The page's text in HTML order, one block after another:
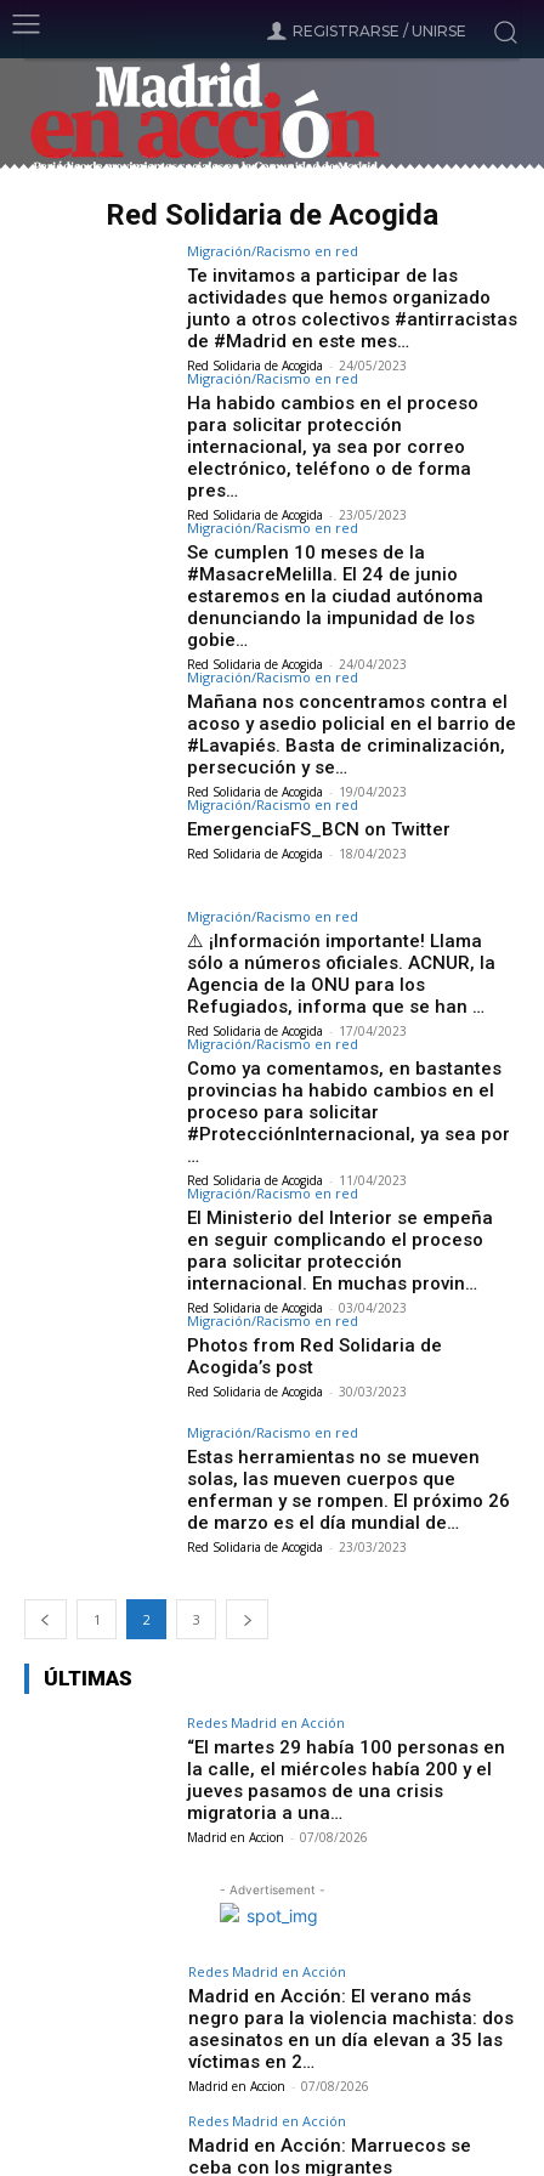
REGISTRARSE / UNIRSE
Red Solidaria de Acogida
Migración/Racismo en red
Te invitamos a participar de las
actividades que hemos organizado
junto a otros colectivos #antirracistas
de #Madrid en este mes…
Red Solidaria de Acogida - 24/05/2023
Migración/Racismo en red
Ha habido cambios en el proceso
para solicitar protección
internacional, ya sea por correo
electrónico, teléfono o de forma
pres…
Red Solidaria de Acogida - 23/05/2023
Migración/Racismo en red
Se cumplen 10 meses de la
#MasacreMelilla. El 24 de junio
estaremos en la ciudad autónoma
denunciando la impunidad de los
gobie…
Red Solidaria de Acogida - 24/04/2023
Migración/Racismo en red
Mañana nos concentramos contra el
acoso y asedio policial en el barrio de
#Lavapiés. Basta de criminalización,
persecución y se…
Red Solidaria de Acogida - 19/04/2023
Migración/Racismo en red
EmergenciaFS_BCN on Twitter
Red Solidaria de Acogida - 18/04/2023
Migración/Racismo en red
⚠️ ¡Información importante! Llama
sólo a números oficiales. ACNUR, la
Agencia de la ONU para los
Refugiados, informa que se han …
Red Solidaria de Acogida - 17/04/2023
Migración/Racismo en red
Como ya comentamos, en bastantes
provincias ha habido cambios en el
proceso para solicitar
#ProtecciónInternacional, ya sea por
…
Red Solidaria de Acogida - 11/04/2023
Migración/Racismo en red
El Ministerio del Interior se empeña
en seguir complicando el proceso
para solicitar protección
internacional. En muchas provin…
Red Solidaria de Acogida - 03/04/2023
Migración/Racismo en red
Photos from Red Solidaria de
Acogida’s post
Red Solidaria de Acogida - 30/03/2023
Migración/Racismo en red
Estas herramientas no se mueven
solas, las mueven cuerpos que
enferman y se rompen. El próximo 26
de marzo es el día mundial de…
Red Solidaria de Acogida - 23/03/2023
1 2 3
ÚLTIMAS
Redes Madrid en Acción
“El martes 29 había 100 personas en
la calle, el miércoles había 200 y el
jueves pasamos de una crisis
migratoria a una…
Madrid en Accion - 07/08/2026
- Advertisement -
Redes Madrid en Acción
Madrid en Acción: El verano más
negro para la violencia machista: dos
asesinatos en un día elevan a 35 las
víctimas en 2…
Madrid en Accion - 07/08/2026
Redes Madrid en Acción
Madrid en Acción: Marruecos se
ceba con los migrantes